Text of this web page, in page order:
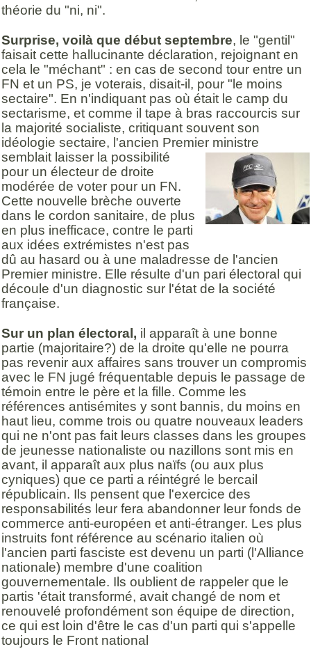
théorie du "ni, ni".
Surprise, voilà que début septembre, le "gentil"
faisait cette hallucinante déclaration, rejoignant en
cela le "méchant" : en cas de second tour entre un
FN et un PS, je voterais, disait-il, pour "le moins
sectaire". En n'indiquant pas où était le camp du
sectarisme, et comme il tape à bras raccourcis sur
la majorité socialiste, critiquant souvent son
idéologie sectaire, l'ancien Premier ministre
semblait laisser la possibilité
pour un électeur de droite
modérée de voter pour un FN.
Cette nouvelle brèche ouverte
dans le cordon sanitaire, de plus
en plus inefficace, contre le parti
aux idées extrémistes n'est pas
dû au hasard ou à une maladresse de l'ancien
Premier ministre. Elle résulte d'un pari électoral qui
découle d'un diagnostic sur l'état de la société
française.
Sur un plan électoral, il apparaît à une bonne
partie (majoritaire?) de la droite qu'elle ne pourra
pas revenir aux affaires sans trouver un compromis
avec le FN jugé fréquentable depuis le passage de
témoin entre le père et la fille. Comme les
références antisémites y sont bannis, du moins en
haut lieu, comme trois ou quatre nouveaux leaders
qui ne n'ont pas fait leurs classes dans les groupes
de jeunesse nationaliste ou nazillons sont mis en
avant, il apparaît aux plus naïfs (ou aux plus
cyniques) que ce parti a réintégré le bercail
républicain. Ils pensent que l'exercice des
responsabilités leur fera abandonner leur fonds de
commerce anti-européen et anti-étranger. Les plus
instruits font référence au scénario italien où
l'ancien parti fasciste est devenu un parti (l'Alliance
nationale) membre d'une coalition
gouvernementale. Ils oublient de rappeler que le
partis 'était transformé, avait changé de nom et
renouvelé profondément son équipe de direction,
ce qui est loin d'être le cas d'un parti qui s'appelle
toujours le Front national